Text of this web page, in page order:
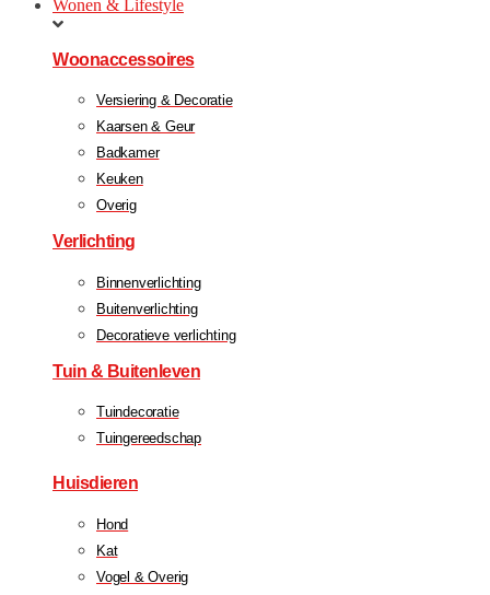
Wonen & Lifestyle
Woonaccessoires
Versiering & Decoratie
Kaarsen & Geur
Badkamer
Keuken
Overig
Verlichting
Binnenverlichting
Buitenverlichting
Decoratieve verlichting
Tuin & Buitenleven
Tuindecoratie
Tuingereedschap
Huisdieren
Hond
Kat
Vogel & Overig